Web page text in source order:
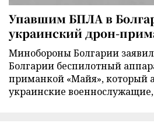
Упавшим БПЛА в
украинский дрон-
Минобороны Болгарии
Болгарии беспилотный
приманкой «Майя», который
украинские